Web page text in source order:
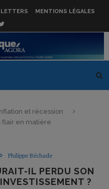
MENTIONS LÉGALES
et récession
flair en matière
Philippe Béchade
IL PERDU SON
?